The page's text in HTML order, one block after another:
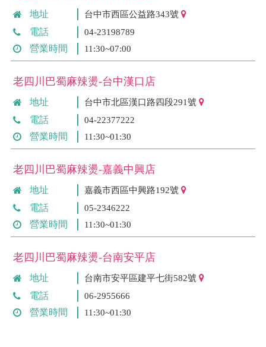
地址 台中市西區公益路343號
電話 04-23198789
營業時間 11:30~07:00
老四川巴蜀麻辣燙-台中漢口店
地址 台中市北區漢口路四段291號
電話 04-22377222
營業時間 11:30~01:30
老四川巴蜀麻辣燙-嘉義中興店
地址 嘉義市西區中興路192號
電話 05-2346222
營業時間 11:30~01:30
老四川巴蜀麻辣燙-台南安平店
地址 台南市安平區建平七街582號
電話 06-2955666
營業時間 11:30~01:30